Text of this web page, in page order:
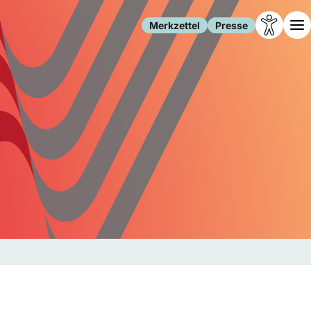
Merkzettel Presse
Leben
Familie
Freizeit
Gesundheit
Internet
Gesellschaft
Forschung
Migration
Polizei